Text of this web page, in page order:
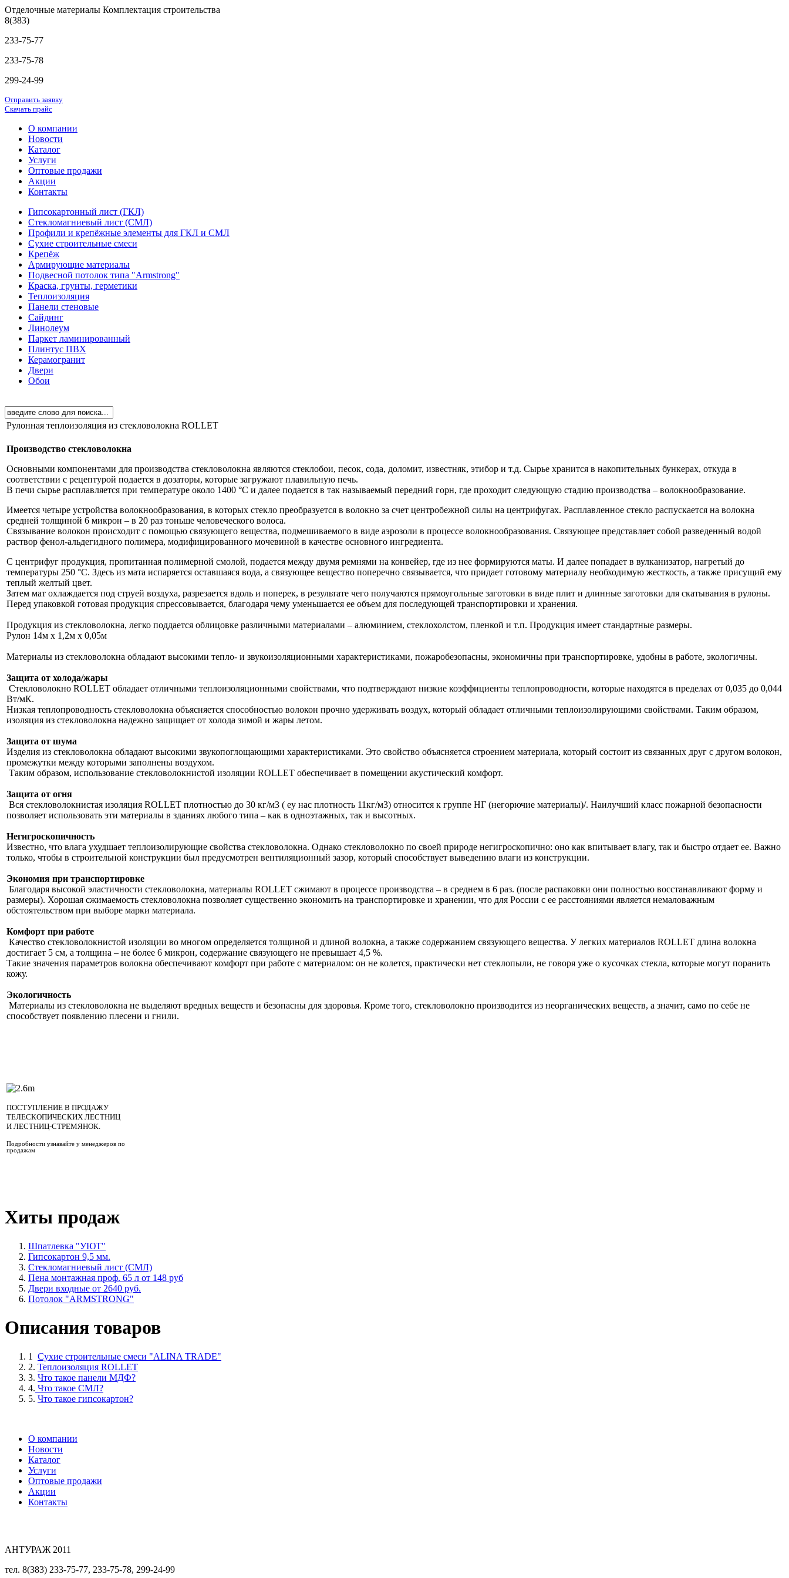
Отделочные материалы Комплектация строительства
8(383)
233-75-77
233-75-78
299-24-99
Отправить заявку
Скачать прайс
О компании
Новости
Каталог
Услуги
Оптовые продажи
Акции
Контакты
Гипсокартонный лист (ГКЛ)
Стекломагниевый лист (СМЛ)
Профили и крепёжные элементы для ГКЛ и СМЛ
Сухие строительные смеси
Крепёж
Армирующие материалы
Подвесной потолок типа "Armstrong"
Краска, грунты, герметики
Теплоизоляция
Панели стеновые
Сайдинг
Линолеум
Паркет ламинированный
Плинтус ПВХ
Керамогранит
Двери
Обои
Рулонная теплоизоляция из стекловолокна ROLLET
Производство стекловолокна
Основными компонентами для производства стекловолокна являются стеклобои, песок, сода, доломит, известняк, этибор и т.д. Сырье хранится в накопительных бункерах, откуда в
соответствии с рецептурой подается в дозаторы, которые загружают плавильную печь.
В печи сырье расплавляется при температуре около 1400 °C и далее подается в так называемый передний горн, где проходит следующую стадию производства – волокнообразование.
Имеется четыре устройства волокнообразования, в которых стекло преобразуется в волокно за счет центробежной силы на центрифугах. Расплавленное стекло распускается на волокна
средней толщиной 6 микрон – в 20 раз тоньше человеческого волоса.
Связывание волокон происходит с помощью связующего вещества, подмешиваемого в виде аэрозоли в процессе волокнообразования. Связующее представляет собой разведенный водой
раствор фенол-альдегидного полимера, модифицированного мочевиной в качестве основного ингредиента.
С центрифуг продукция, пропитанная полимерной смолой, подается между двумя ремнями на конвейер, где из нее формируются маты. И далее попадает в вулканизатор, нагретый до
температуры 250 °C. Здесь из мата испаряется оставшаяся вода, а связующее вещество поперечно связывается, что придает готовому материалу необходимую жесткость, а также присущий ему
теплый желтый цвет.
Затем мат охлаждается под струей воздуха, разрезается вдоль и поперек, в результате чего получаются прямоугольные заготовки в виде плит и длинные заготовки для скатывания в рулоны.
Перед упаковкой готовая продукция спрессовывается, благодаря чему уменьшается ее объем для последующей транспортировки и хранения.
Продукция из стекловолокна, легко поддается облицовке различными материалами – алюминием, стеклохолстом, пленкой и т.п. Продукция имеет стандартные размеры.
Рулон 14м х 1,2м х 0,05м
Материалы из стекловолокна обладают высокими тепло- и звукоизоляционными характеристиками, пожаробезопасны, экономичны при транспортировке, удобны в работе, экологичны.
Защита от холода/жары
Стекловолокно ROLLET обладает отличными теплоизоляционными свойствами, что подтверждают низкие коэффициенты теплопроводности, которые находятся в пределах от 0,035 до 0,044
Вт/мК.
Низкая теплопроводность стекловолокна объясняется способностью волокон прочно удерживать воздух, который обладает отличными теплоизолирующими свойствами. Таким образом,
изоляция из стекловолокна надежно защищает от холода зимой и жары летом.
Защита от шума
Изделия из стекловолокна обладают высокими звукопоглощающими характеристиками. Это свойство объясняется строением материала, который состоит из связанных друг с другом волокон,
промежутки между которыми заполнены воздухом.
Таким образом, использование стекловолокнистой изоляции ROLLET обеспечивает в помещении акустический комфорт.
Защита от огня
Вся стекловолокнистая изоляция ROLLET плотностью до 30 кг/м3 ( eу нас плотность 11кг/м3) относится к группе НГ (негорючие материалы)/. Наилучший класс пожарной безопасности
позволяет использовать эти материалы в зданиях любого типа – как в одноэтажных, так и высотных.
Негигроскопичность
Известно, что влага ухудшает теплоизолирующие свойства стекловолокна. Однако стекловолокно по своей природе негигроскопично: оно как впитывает влагу, так и быстро отдает ее. Важно
только, чтобы в строительной конструкции был предусмотрен вентиляционный зазор, который способствует выведению влаги из конструкции.
Экономия при транспортировке
Благодаря высокой эластичности стекловолокна, материалы ROLLET сжимают в процессе производства – в среднем в 6 раз. (после распаковки они полностью восстанавливают форму и
размеры). Хорошая сжимаемость стекловолокна позволяет существенно экономить на транспортировке и хранении, что для России с ее расстояниями является немаловажным
обстоятельством при выборе марки материала.
Комфорт при работе
Качество стекловолокнистой изоляции во многом определяется толщиной и длиной волокна, а также содержанием связующего вещества. У легких материалов ROLLET длина волокна
достигает 5 см, а толщина – не более 6 микрон, содержание связующего не превышает 4,5 %.
Такие значения параметров волокна обеспечивают комфорт при работе с материалом: он не колется, практически нет стеклопыли, не говоря уже о кусочках стекла, которые могут поранить
кожу.
Экологичность
Материалы из стекловолокна не выделяют вредных веществ и безопасны для здоровья. Кроме того, стекловолокно производится из неорганических веществ, а значит, само по себе не
способствует появлению плесени и гнили.
ПОСТУПЛЕНИЕ В ПРОДАЖУ
ТЕЛЕСКОПИЧЕСКИХ ЛЕСТНИЦ
И ЛЕСТНИЦ-СТРЕМЯНОК.
Подробности узнавайте у менеджеров по
продажам
Хиты продаж
Шпатлевка "УЮТ"
Гипсокартон 9,5 мм.
Стекломагниевый лист (СМЛ)
Пена монтажная проф. 65 л от 148 руб
Двери входные от 2640 руб.
Потолок "ARMSTRONG"
Описания товаров
1 Сухие строительные смеси "ALINA TRADE"
2. Теплоизоляция ROLLET
3. Что такое панели МДФ?
4. Что такое СМЛ?
5. Что такое гипсокартон?
О компании
Новости
Каталог
Услуги
Оптовые продажи
Акции
Контакты
АНТУРАЖ 2011
тел. 8(383) 233-75-77, 233-75-78, 299-24-99